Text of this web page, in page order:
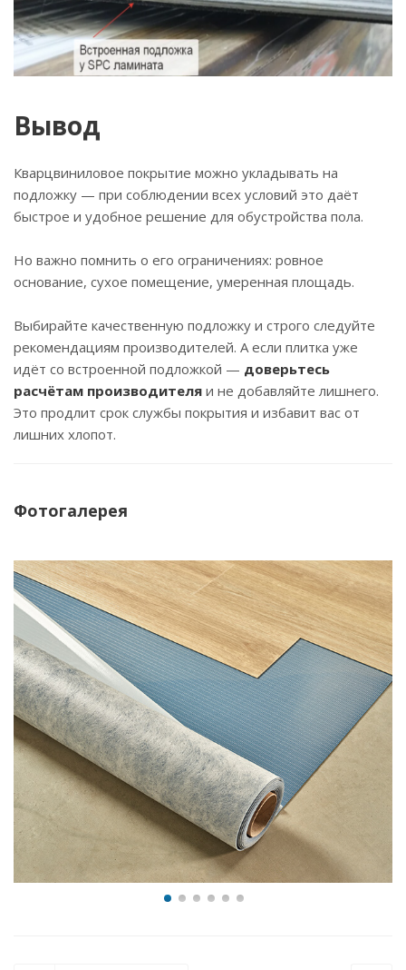
Вывод
Кварцвиниловое покрытие можно укладывать на
подложку — при соблюдении всех условий это даёт
быстрое и удобное решение для обустройства пола.
Но важно помнить о его ограничениях: ровное
основание, сухое помещение, умеренная площадь.
Выбирайте качественную подложку и строго следуйте
рекомендациям производителей. А если плитка уже
идёт со встроенной подложкой — доверьтесь
расчётам производителя и не добавляйте лишнего.
Это продлит срок службы покрытия и избавит вас от
лишних хлопот.
Фотогалерея